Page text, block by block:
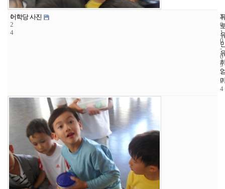
1
2
4
어학당 사진 3
2
0
1
0
-
0
9
-
2
4